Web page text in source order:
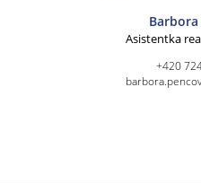
Asistentka
+420